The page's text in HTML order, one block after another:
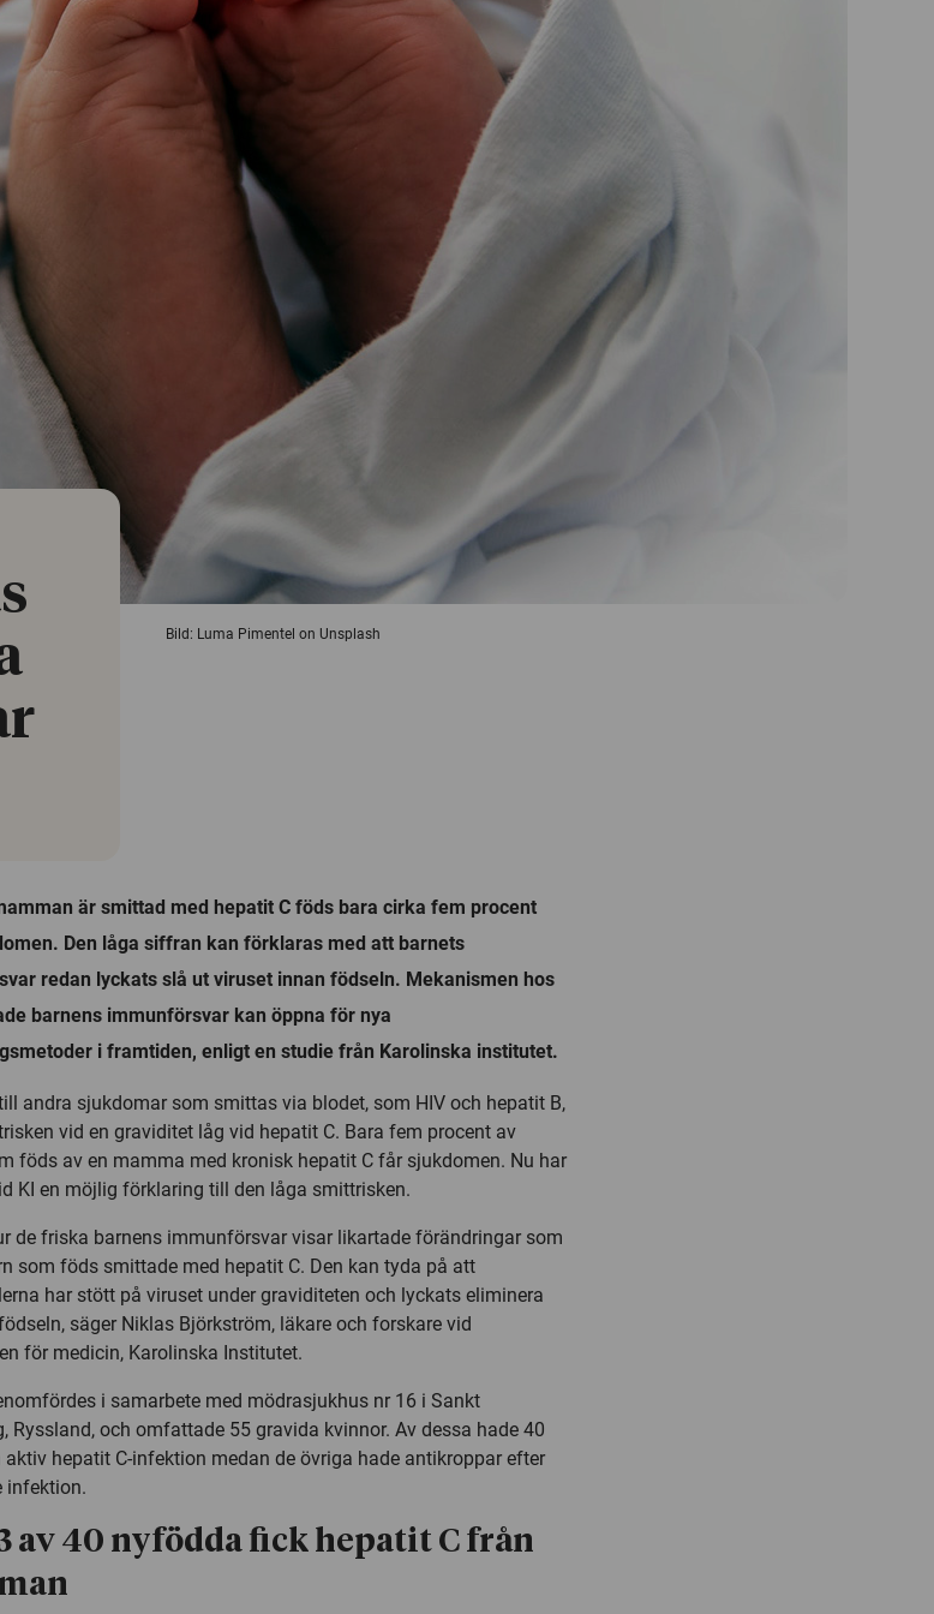
Bild: Luma Pimentel on Unsplash
är smittad med hepatit C föds bara cirka fem procent
Den låga siffran kan förklaras med att barnets
redan lyckats slå ut viruset innan födseln. Mekanismen hos
barnens immunförsvar kan öppna för nya
i framtiden, enligt en studie från Karolinska institutet.
andra sjukdomar som smittas via blodet, som HIV och hepatit B,
vid en graviditet låg vid hepatit C. Bara fem procent av
föds av en mamma med kronisk hepatit C får sjukdomen. Nu har
KI en möjlig förklaring till den låga smittrisken.
de friska barnens immunförsvar visar likartade förändringar som
som föds smittade med hepatit C. Den kan tyda på att
har stött på viruset under graviditeten och lyckats eliminera
säger Niklas Björkström, läkare och forskare vid
för medicin, Karolinska Institutet.
i samarbete med mödrasjukhus nr 16 i Sankt
Ryssland, och omfattade 55 gravida kvinnor. Av dessa hade 40
aktiv hepatit C-infektion medan de övriga hade antikroppar efter
infektion.
av 40 nyfödda fick hepatit C från